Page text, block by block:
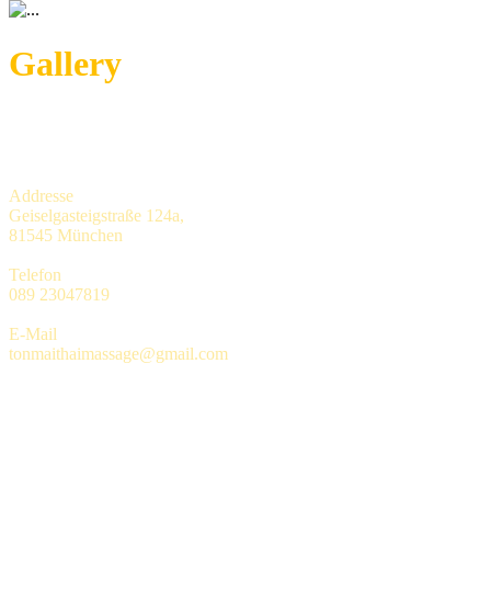
Gallery
Addresse
Geiselgasteigstraße 124a,
81545 München
Telefon
089 23047819
E-Mail
tonmaithaimassage@gmail.com